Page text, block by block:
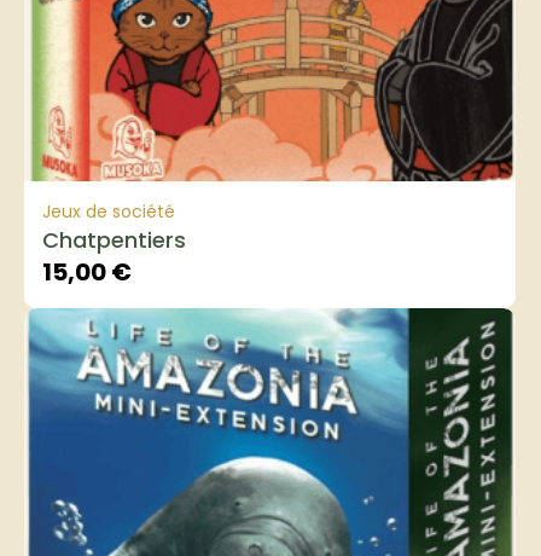
Jeux de société
Chatpentiers
15,00€